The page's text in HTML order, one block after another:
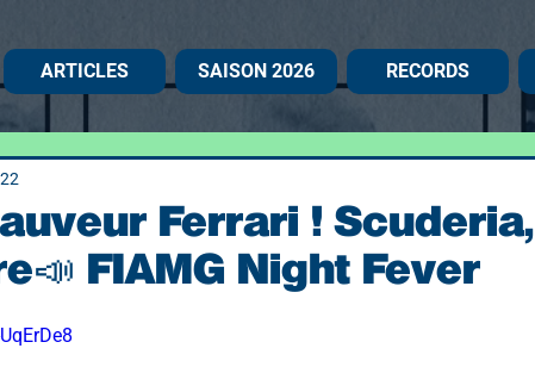
ARTICLES SAISON 2026 RECORDS
Ferrari ! Scuderia,
FIAMG Night Fever